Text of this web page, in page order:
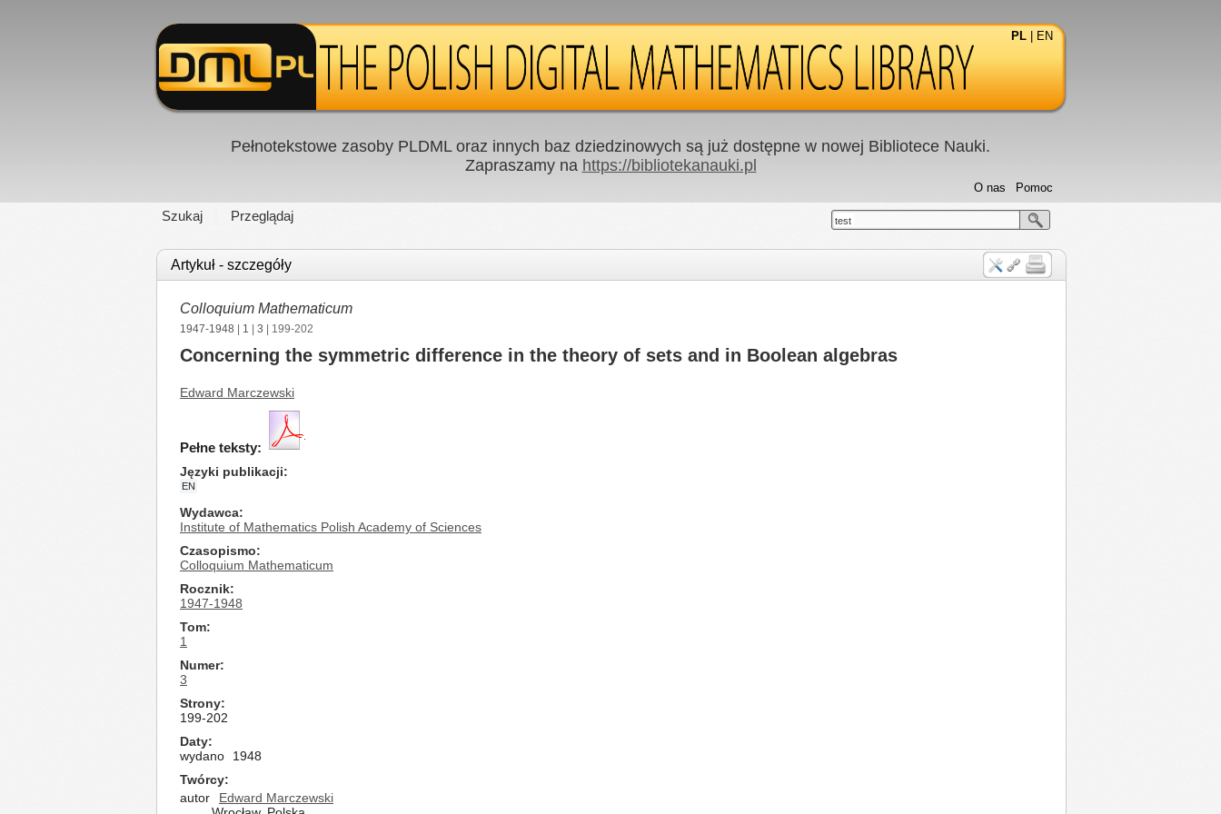
PL EN
Pełnotekstowe zasoby PLDML oraz innych baz dziedzinowych są już dostępne w nowej Bibliotece Nauki.
Zapraszamy na https://bibliotekanauki.pl
Szukaj Przeglądaj
Pomoc
O nas
test
Artykuł - szczegóły
Colloquium Mathematicum
1947-1948 1 3 | 199-202
Concerning the symmetric difference in the theory of sets and in Boolean algebras
Edward Marczewski
Pełne teksty:
Języki publikacji
EN
Wydawca
Institute of Mathematics Polish Academy of Sciences
Czasopismo
Colloquium Mathematicum
Rocznik
1947-1948
Tom
1
Numer
3
Strony
199-202
Daty
wydano
1948
Twórcy
autor
Edward Marczewski